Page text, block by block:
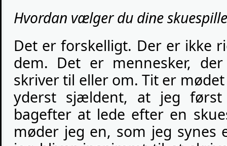
Hvordan vælger du dine
Det er forskelligt. Der er ikke
dem. Det er mennesker,
skriver til eller om. Tit er
yderst sjældent, at jeg
bagefter at lede efter en
møder jeg en, som jeg synes